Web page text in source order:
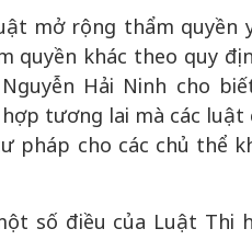
mở rộng thẩm
quyền khác theo quy
Hải Ninh cho
tương lai mà các luật
pháp cho các chủ thể
số điều của Luật Thi